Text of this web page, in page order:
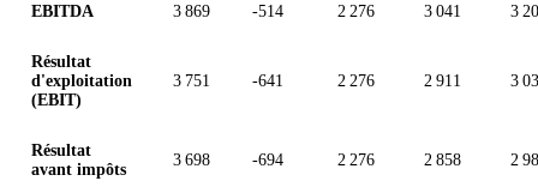
EBITDA 3 869 -514 2 276 3 041 3
Résultat
d'exploitation
(EBIT)
3 751 -641 2 276 2 911 3
Résultat
avant impôts
3 698 -694 2 276 2 858 2